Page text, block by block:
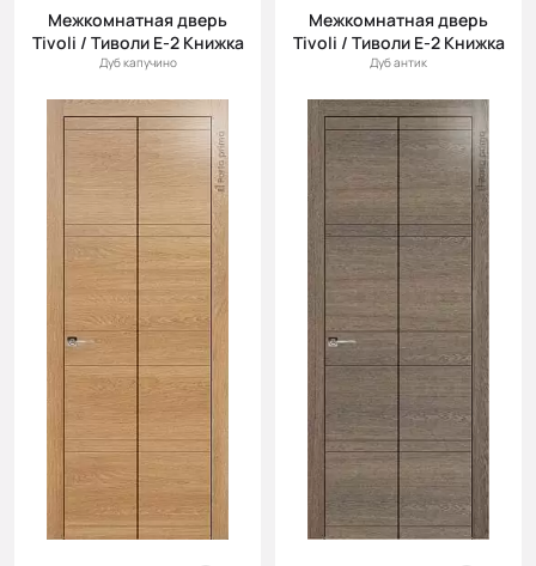
Межкомнатная дверь
Tivoli / Тиволи Е-2 Книжка
Дуб капучино
Межкомнатная дверь
Tivoli / Тиволи Е-2 Книжка
Дуб антик